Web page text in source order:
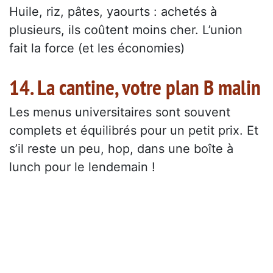
Huile, riz, pâtes, yaourts : achetés à
plusieurs, ils coûtent moins cher. L’union
fait la force (et les économies)
14. La cantine, votre plan B malin
Les menus universitaires sont souvent
complets et équilibrés pour un petit prix. Et
s’il reste un peu, hop, dans une boîte à
lunch pour le lendemain !